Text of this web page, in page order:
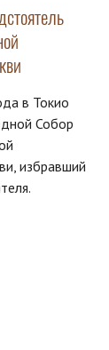
в Токио
Собор
избравший